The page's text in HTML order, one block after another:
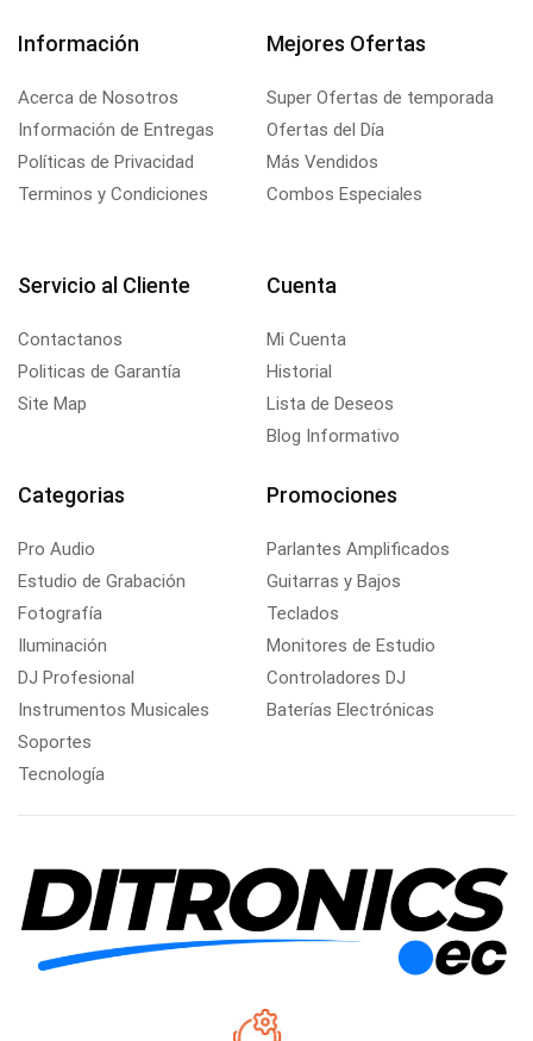
Información
Acerca de Nosotros
Información de Entregas
Políticas de Privacidad
Terminos y Condiciones
Mejores Ofertas
Super Ofertas de temporada
Ofertas del Día
Más Vendidos
Combos Especiales
Servicio al Cliente
Contactanos
Politicas de Garantía
Site Map
Cuenta
Mi Cuenta
Historial
Lista de Deseos
Blog Informativo
Categorias
Pro Audio
Estudio de Grabación
Fotografía
Iluminación
DJ Profesional
Instrumentos Musicales
Soportes
Tecnología
Promociones
Parlantes Amplificados
Guitarras y Bajos
Teclados
Monitores de Estudio
Controladores DJ
Baterías Electrónicas